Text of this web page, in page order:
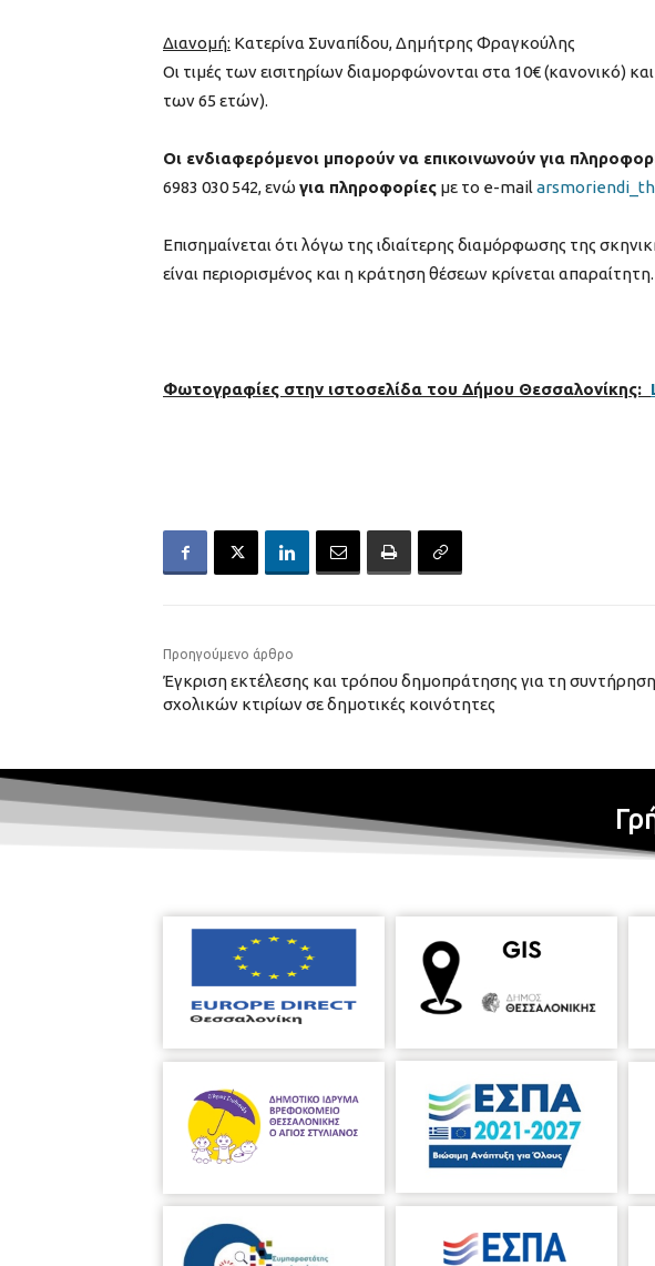
Διανομή: Κατερίνα Συναπίδου, Δημήτρης Φραγκούλης
Οι τιμές των εισιτηρίων διαμορφώνονται στα 10€ (κανονικό)
των 65 ετών).
Οι ενδιαφερόμενοι μπορούν να επικοινωνούν για
6983 030 542, ενώ για πληροφορίες με το e-mail
Επισημαίνεται ότι λόγω της ιδιαίτερης διαμόρφωσης της
είναι περιορισμένος και η κράτηση θέσεων κρίνεται απαραίτητη.
Φωτογραφίες στην ιστοσελίδα του Δήμου Θεσσαλονίκης:
Προηγούμενο άρθρο
Έγκριση εκτέλεσης και τρόπου δημοπράτησης για τη συντήρηση
σχολικών κτιρίων σε δημοτικές κοινότητες